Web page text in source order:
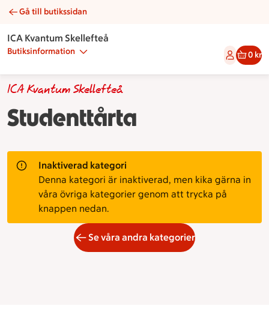
Studenttårta | Catering ICA Kvantum Skellefteå
Gå till butikssidan
ICA Kvantum Skellefteå
Butiksinformation 0 kr
Studenttårta
ICA Kvantum Skellefteå
Inaktiverad kategori
Denna kategori är inaktiverad, men kika gärna in
våra övriga kategorier genom att trycka på
knappen nedan.
Se våra andra kategorier